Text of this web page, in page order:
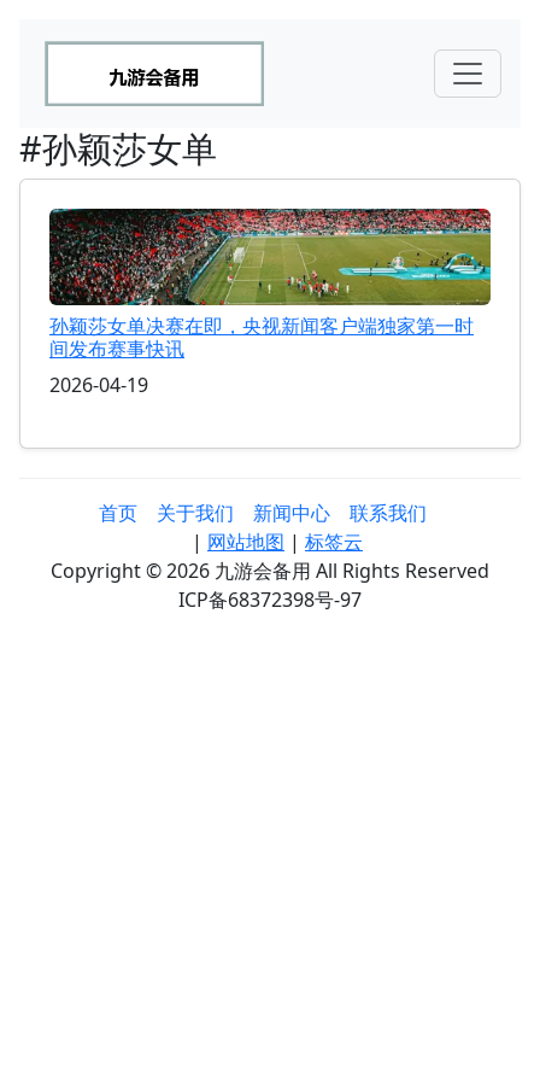
#孙颖莎女单
孙颖莎女单决赛在即，央视新闻客户端独家第一时
间发布赛事快讯
2026-04-19
首页 关于我们 新闻中心
联系我们
| 网站地图 | 标签云
Copyright © 2026 九游会备用 All Rights Reserved
ICP备68372398号-97